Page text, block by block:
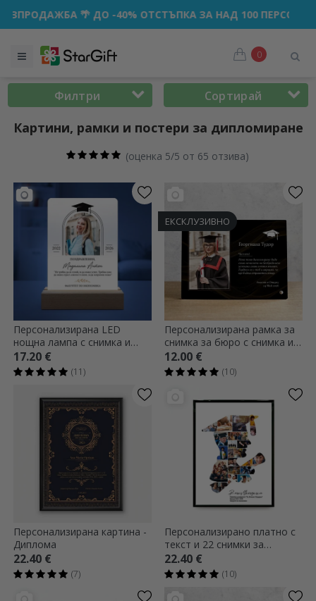
ДО -40% ОТСТЪПКА ЗА НАД 100 ПЕРСОНАЛИЗИРАНИ
0
Филтри Сортирай
Картини, рамки и постери за дипломиране
(оценка 5/5 от 65 отзива)
Персонализирана LED
нощна лампа с снимка и
послание - Завършване
17.20 €
(11)
ЕКСКЛУЗИВНО
Персонализирана рамка за
снимка за бюро с снимка и
текст - Завършване
12.00 €
(10)
Персонализирана картина -
Диплома
22.40 €
(7)
Персонализирано платно с
текст и 22 снимки за
дипломирането - El
22.40 €
(10)